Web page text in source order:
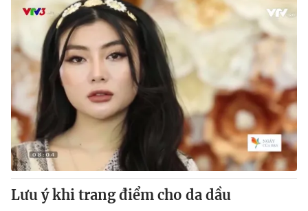
Lưu ý khi trang điểm cho da dầu